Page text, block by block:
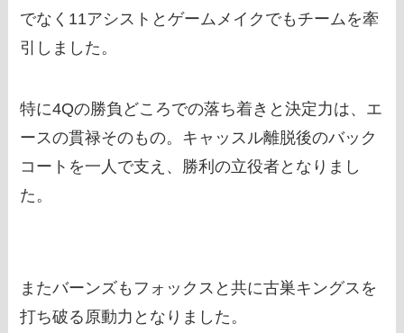
でなく11アシストとゲームメイクでもチームを牽
引しました。
特に4Qの勝負どころでの落ち着きと決定力は、エ
ースの貫禄そのもの。キャッスル離脱後のバック
コートを一人で支え、勝利の立役者となりまし
た。
またバーンズもフォックスと共に古巣キングスを
打ち破る原動力となりました。